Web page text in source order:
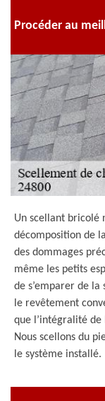
Procéder au
Un scellant bricolé
décomposition de
des dommages
même les petits
de s’emparer de la
le revêtement
que l’intégralité
Nous scellons du
le système installé.